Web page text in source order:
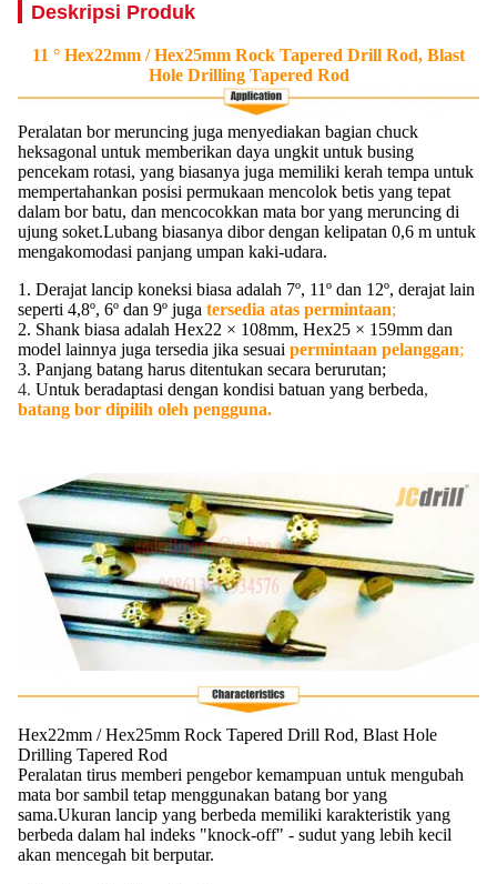
Deskripsi Produk
11 ° Hex22mm / Hex25mm Rock Tapered Drill Rod, Blast
Hole Drilling Tapered Rod
Peralatan bor meruncing juga menyediakan bagian chuck
heksagonal untuk memberikan daya ungkit untuk busing
pencekam rotasi, yang biasanya juga memiliki kerah tempa untuk
mempertahankan posisi permukaan mencolok betis yang tepat
dalam bor batu, dan mencocokkan mata bor yang meruncing di
ujung soket.Lubang biasanya dibor dengan kelipatan 0,6 m untuk
mengakomodasi panjang umpan kaki-udara.
1. Derajat lancip koneksi biasa adalah 7º, 11º dan 12º, derajat lain
seperti 4,8º, 6º dan 9º juga tersedia atas permintaan;
2. Shank biasa adalah Hex22 × 108mm, Hex25 × 159mm dan
model lainnya juga tersedia jika sesuai permintaan pelanggan;
3. Panjang batang harus ditentukan secara berurutan;
4. Untuk beradaptasi dengan kondisi batuan yang berbeda,
batang bor dipilih oleh pengguna.
Hex22mm / Hex25mm Rock Tapered Drill Rod, Blast Hole
Drilling Tapered Rod
Peralatan tirus memberi pengebor kemampuan untuk mengubah
mata bor sambil tetap menggunakan batang bor yang
sama.Ukuran lancip yang berbeda memiliki karakteristik yang
berbeda dalam hal indeks "knock-off" - sudut yang lebih kecil
akan mencegah bit berputar.